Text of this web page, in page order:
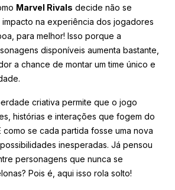
Marvel Rivals decide não se
na experiência dos jogadores
para melhor! Isso porque a
disponíveis aumenta bastante,
a chance de montar um time único e
criativa permite que o jogo
histórias e interações que fogem do
como se cada partida fosse uma nova
inesperadas. Já pensou
personagens que nunca se
Pois é, aqui isso rola solto!